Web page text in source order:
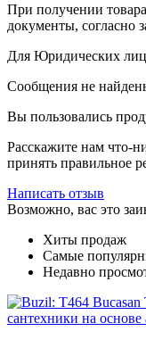
При получении
документы, согласно
Для Юридических
Сообщения не
Вы пользовались
Расскажите нам что-
принять правильное
Написать отзыв
Возможно, вас это
Хиты продаж
Самые
Недавно